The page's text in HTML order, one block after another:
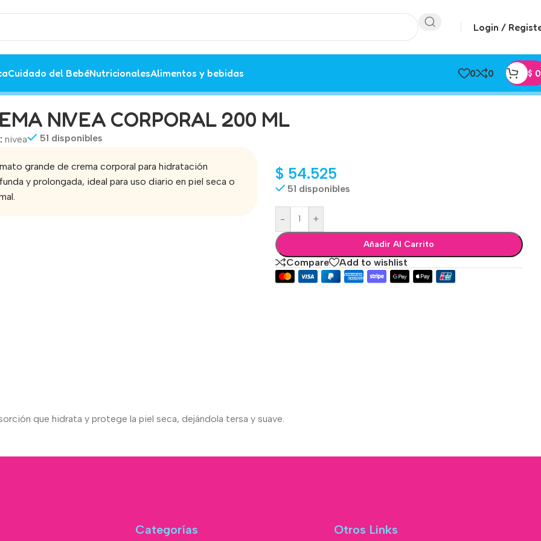
Login /
Cuidado del BebéNutricionalesAlimentos y bebidas 0 0 $ 0
NIVEA CORPORAL 200 ML
nivea 51 disponibles
grande de crema corporal para hidratación
y prolongada, ideal para uso diario en piel seca o
$ 54.525
51 disponibles
- +
Añadir Al Carrito
Compare Add to wishlist
que hidrata y protege la piel seca, dejándola tersa y suave.
Categorías Otros Links